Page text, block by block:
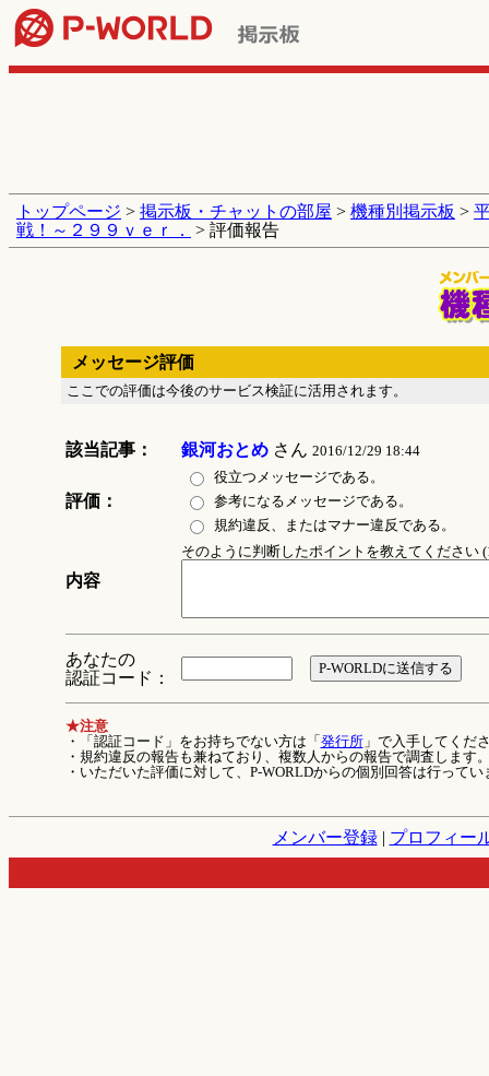
トップページ > 掲示板・チャットの部屋 > 機種別掲示板 >
戦！～２９９ｖｅｒ．
> 評価報告
メッセージ評価
ここでの評価は今後のサービス検証に活用されます。
該当記事： 銀河おとめさん 2016/12/29 18:44
評価：
役立つメッセージである。
参考になるメッセージである。
規約違反、またはマナー違反である。
内容
そのように判断したポイントを教えてください
あなたの
認証コード：
★注意
・「認証コード」をお持ちでない方は「 発行所」で入手してくだ
・規約違反の報告も兼ねており、複数人からの報告で調査します
・いただいた評価に対して、P-WORLDからの個別回答は行ってい
メンバー登録| プロフィー